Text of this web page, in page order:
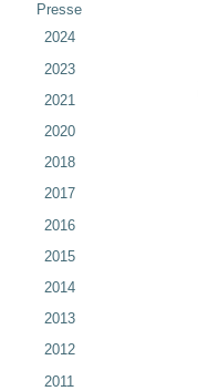
Presse
2024
2023
2021
2020
2018
2017
2016
2015
2014
2013
2012
2011